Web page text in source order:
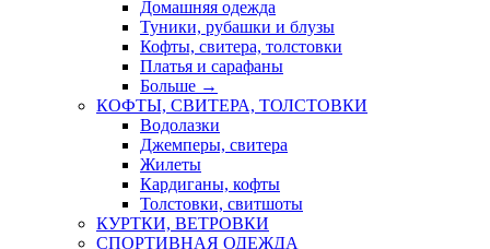
Домашняя одежда
Туники, рубашки и блузы
Кофты, свитера, толстовки
Платья и сарафаны
Больше →
КОФТЫ, СВИТЕРА, ТОЛСТОВКИ
Водолазки
Джемперы, свитера
Жилеты
Кардиганы, кофты
Толстовки, свитшоты
КУРТКИ, ВЕТРОВКИ
СПОРТИВНАЯ ОДЕЖДА